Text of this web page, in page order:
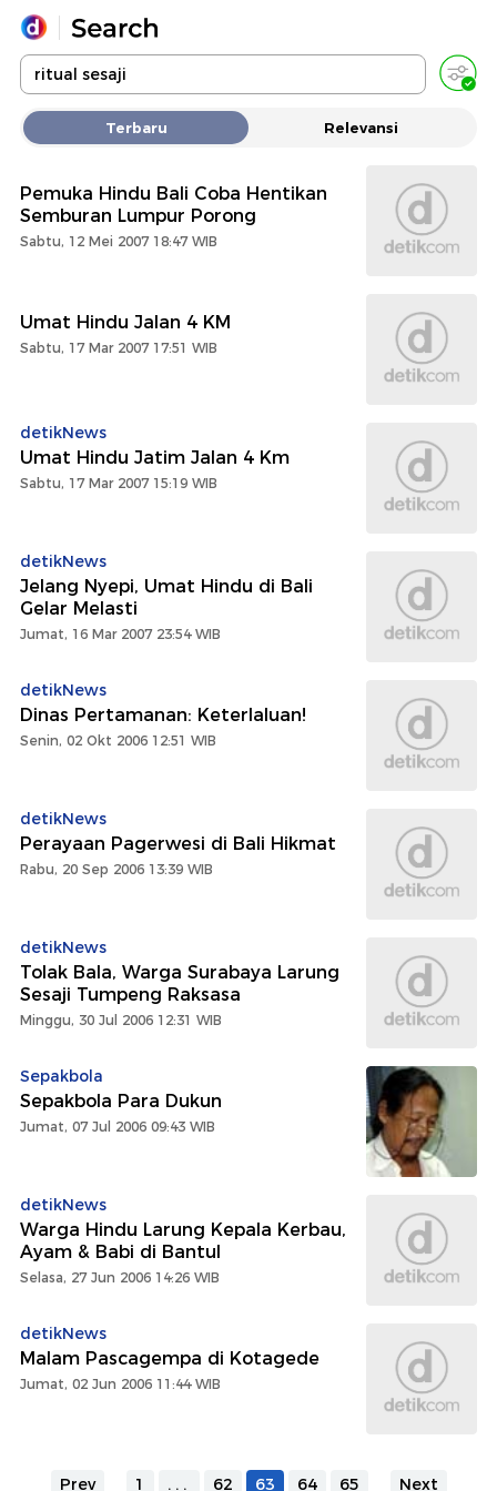
Yang sedang ramai dicari
Loading...
Promoted
Terbaru Relevansi
Pemuka Hindu Bali Coba Hentikan
Semburan Lumpur Porong
Sabtu, 12 Mei 2007 18:47 WIB
Umat Hindu Jalan 4 KM
Sabtu, 17 Mar 2007 17:51 WIB
detikNews
Umat Hindu Jatim Jalan 4 Km
Sabtu, 17 Mar 2007 15:19 WIB
detikNews
Jelang Nyepi, Umat Hindu di Bali
Gelar Melasti
Jumat, 16 Mar 2007 23:54 WIB
detikNews
Dinas Pertamanan: Keterlaluan!
Senin, 02 Okt 2006 12:51 WIB
detikNews
Perayaan Pagerwesi di Bali Hikmat
Rabu, 20 Sep 2006 13:39 WIB
detikNews
Tolak Bala, Warga Surabaya Larung
Sesaji Tumpeng Raksasa
Minggu, 30 Jul 2006 12:31 WIB
Sepakbola
Sepakbola Para Dukun
Jumat, 07 Jul 2006 09:43 WIB
detikNews
Warga Hindu Larung Kepala Kerbau,
Ayam & Babi di Bantul
Selasa, 27 Jun 2006 14:26 WIB
detikNews
Malam Pascagempa di Kotagede
Jumat, 02 Jun 2006 11:44 WIB
Prev 1 ... 62 63 64 65 Next